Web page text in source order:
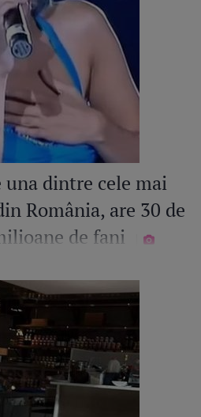
una dintre cele mai
România, are 30 de
de fani